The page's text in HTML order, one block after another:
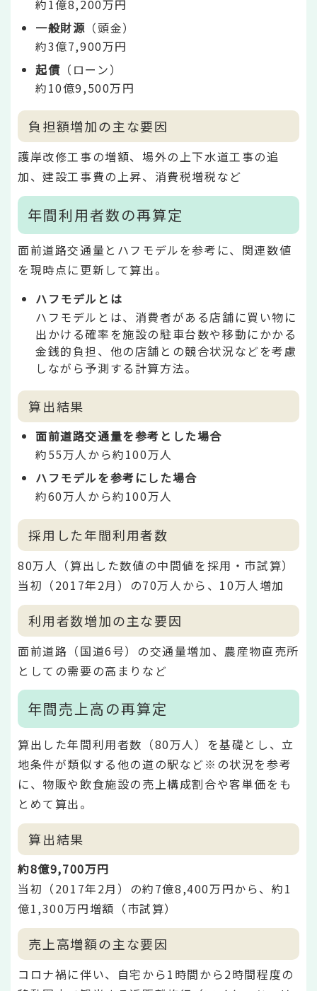
約1億8,200万円
一般財源 （頭金）
約3億7,900万円
起債 （ローン）
約10億9,500万円
負担額増加の主な要因
護岸改修工事の増額、場外の上下水道工事の追
加、建設工事費の上昇、消費税増税など
年間利用者数の再算定
面前道路交通量とハフモデルを参考に、関連数値
を現時点に更新して算出。
ハフモデルとは
ハフモデルとは、消費者がある店舗に買い物に
出かける確率を施設の駐車台数や移動にかかる
金銭的負担、他の店舗との競合状況などを考慮
しながら予測する計算方法。
算出結果
面前道路交通量を参考とした場合
約55万人から約100万人
ハフモデルを参考にした場合
約60万人から約100万人
採用した年間利用者数
80万人（算出した数値の中間値を採用・市試算）
当初（2017年2月）の70万人から、10万人増加
利用者数増加の主な要因
面前道路（国道6号）の交通量増加、農産物直売所
としての需要の高まりなど
年間売上高の再算定
算出した年間利用者数（80万人）を基礎とし、立
地条件が類似する他の道の駅など※の状況を参考
に、物販や飲食施設の売上構成割合や客単価をも
とめて算出。
算出結果
約8億9,700万円
当初（2017年2月）の約7億8,400万円から、約1
億1,300万円増額（市試算）
売上高増額の主な要因
コロナ禍に伴い、自宅から1時間から2時間程度の